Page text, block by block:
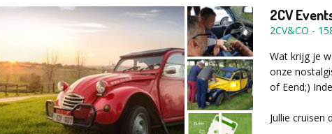
2CV
2CV&CO -
Wat krijg je
onze
of Eend;)
Jullie cruisen